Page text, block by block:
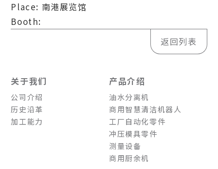
Place: 南港展览馆
Booth:
返回列表
关于我们
公司介绍
历史沿革
加工能力
产品介绍
油水分离机
商用智慧清洁机器人
工厂自动化零件
冲压模具零件
测量设备
商用厨余机